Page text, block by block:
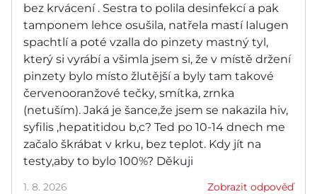
bez krvácení . Sestra to polila desinfekcí a pak
tamponem lehce osušila, natřela mastí Ialugen
spachtlí a poté vzalla do pinzety mastný tyl,
který si vyrábí a všimla jsem si, že v místě držení
pinzety bylo místo žlutější a byly tam takové
červenooranžové tečky, smítka, zrnka
(netuším). Jaká je šance,že jsem se nakazila hiv,
syfilis ,hepatitidou b,c? Ted po 10-14 dnech me
začalo škrábat v krku, bez teplot. Kdy jít na
testy,aby to bylo 100%? Děkuji
1. 8. 2026 Zobrazit odpověď